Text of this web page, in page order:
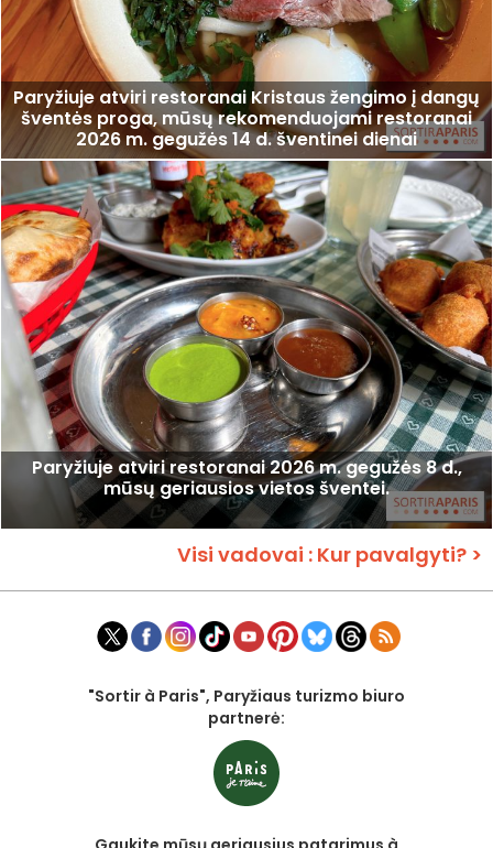
Paryžiuje atviri restoranai Kristaus žengimo į dangų
šventės proga, mūsų rekomenduojami restoranai
2026 m. gegužės 14 d. šventinei dienai
Paryžiuje atviri restoranai 2026 m. gegužės 8 d.,
mūsų geriausios vietos šventei.
Visi vadovai : Kur pavalgyti? >
"Sortir à Paris", Paryžiaus turizmo biuro
partnerė: